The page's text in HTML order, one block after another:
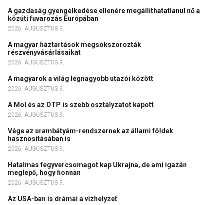
A gazdaság gyengélkedése ellenére megállíthatatlanul nő a
közúti fuvarozás Európában
2026. AUGUSZTUS 9.
A magyar háztartások megsokszorozták
részvényvásárlásaikat
2026. AUGUSZTUS 9.
A magyarok a világ legnagyobb utazói között
2026. AUGUSZTUS 9.
A Mol és az OTP is szebb osztályzatot kapott
2026. AUGUSZTUS 9.
Vége az urambátyám-rendszernek az állami földek
hasznosításában is
2026. AUGUSZTUS 9.
Hatalmas fegyvercsomagot kap Ukrajna, de ami igazán
meglepő, hogy honnan
2026. AUGUSZTUS 9.
Az USA-ban is drámai a vízhelyzet